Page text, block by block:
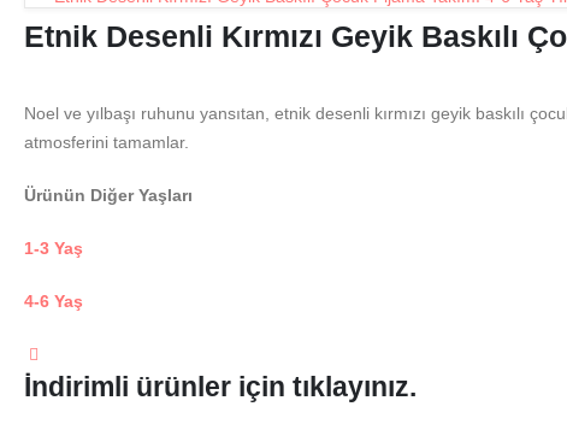
Etnik Desenli Kırmızı Geyik Baskılı
Noel ve yılbaşı ruhunu yansıtan, etnik desenli kırmızı geyik baskılı
atmosferini tamamlar.
Ürünün Diğer Yaşları
1-3 Yaş
4-6 Yaş
İndirimli ürünler için tıklayınız.